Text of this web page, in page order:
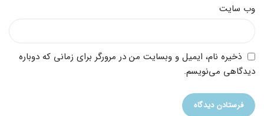
وب‌ سایت
ذخیره نام، ایمیل و وبسایت من در مرورگر برای زمانی که دوباره
دیدگاهی می‌نویسم.